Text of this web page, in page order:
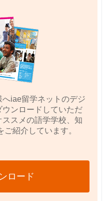
iae留学ネットのデジ
ンロードしていただ
スメの語学学校、知
紹介しています。
ロード